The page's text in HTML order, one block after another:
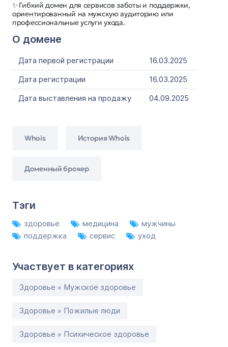
✨ Гибкий домен для сервисов заботы и поддержки,
ориентированный на мужскую аудиторию или
профессиональные услуги ухода.
О домене
Дата первой регистрации
16.03.2025
Дата регистрации
16.03.2025
Дата выставления на продажу
04.09.2025
Whois История Whois
Доменный брокер
Тэги
здоровье медицина
мужчины
поддержка
сервис уход
Участвует в категориях
Здоровье » Мужское здоровье
Здоровье » Пожилые люди
Здоровье » Психическое здоровье